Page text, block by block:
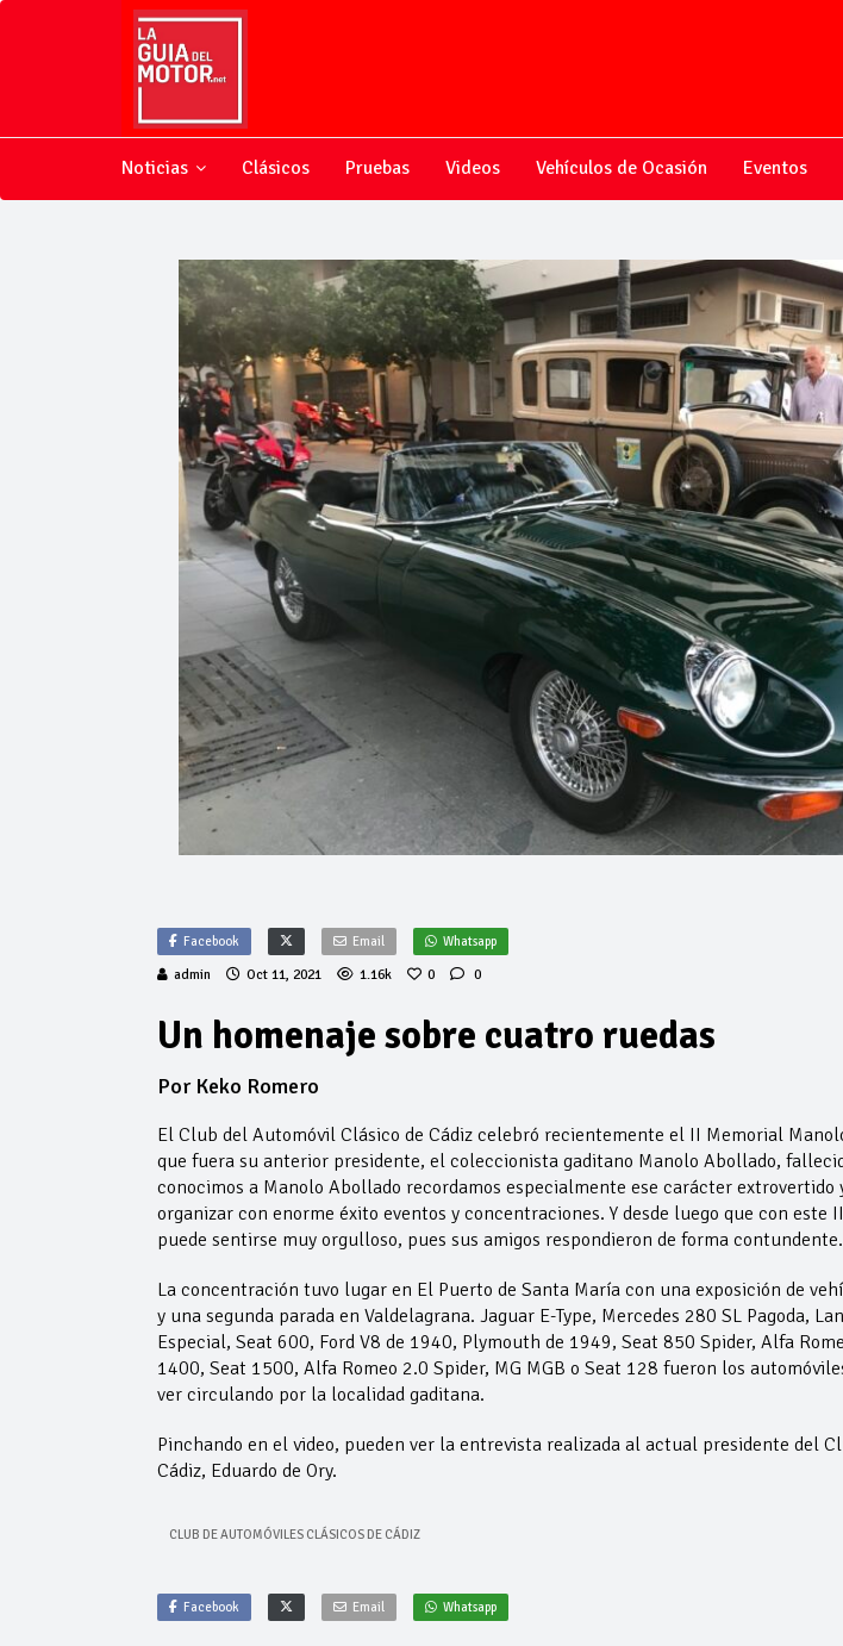
Noticias Clásicos Pruebas Videos Vehículos de Ocasión Eventos
Facebook Email Whatsapp
admin Oct 11, 2021 1.16k 0 0
Un homenaje sobre cuatro ruedas
Por Keko Romero
El Club del Automóvil Clásico de Cádiz celebró recientemente el II Memorial
que fuera su anterior presidente, el coleccionista gaditano Manolo Abollado,
conocimos a Manolo Abollado recordamos especialmente ese carácter extrovertido
organizar con enorme éxito eventos y concentraciones. Y desde luego que con este
puede sentirse muy orgulloso, pues sus amigos respondieron de forma contundente.
La concentración tuvo lugar en El Puerto de Santa María con una exposición de
y una segunda parada en Valdelagrana. Jaguar E-Type, Mercedes 280 SL Pagoda,
Especial, Seat 600, Ford V8 de 1940, Plymouth de 1949, Seat 850 Spider, Alfa
1400, Seat 1500, Alfa Romeo 2.0 Spider, MG MGB o Seat 128 fueron los
ver circulando por la localidad gaditana.
Pinchando en el video, pueden ver la entrevista realizada al actual presidente del
Cádiz, Eduardo de Ory.
CLUB DE AUTOMÓVILES CLÁSICOS DE CÁDIZ
Facebook Email Whatsapp